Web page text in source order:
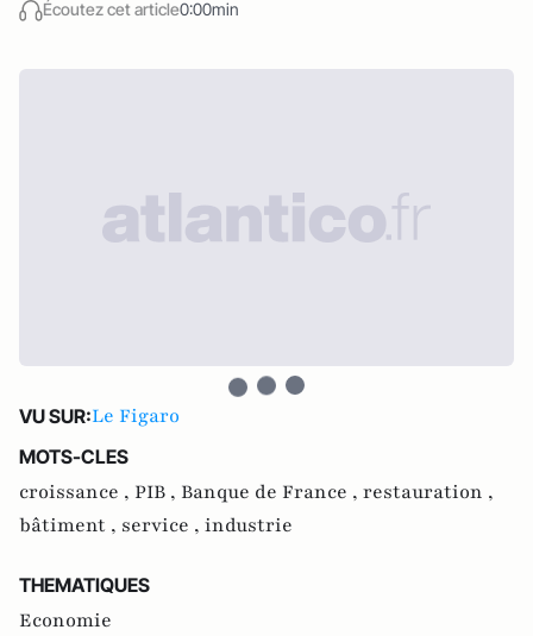
Écoutez cet article0:00min
VU SUR:Le Figaro
MOTS-CLES
croissance , PIB , Banque de France , restauration ,
bâtiment , service , industrie
THEMATIQUES
Economie